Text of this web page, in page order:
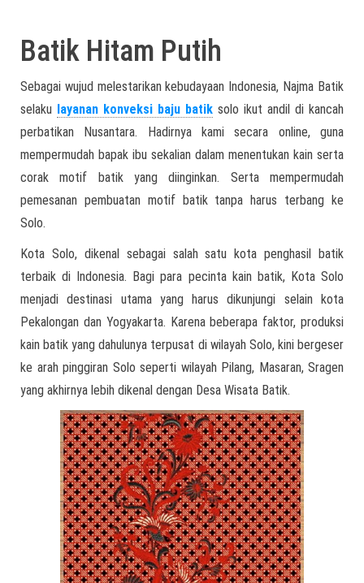
Batik Hitam Putih
Sebagai wujud melestarikan kebudayaan Indonesia, Najma Batik
selaku layanan konveksi baju batik solo ikut andil di kancah
perbatikan Nusantara. Hadirnya kami secara online, guna
mempermudah bapak ibu sekalian dalam menentukan kain serta
corak motif batik yang diinginkan. Serta mempermudah
pemesanan pembuatan motif batik tanpa harus terbang ke
Solo.
Kota Solo, dikenal sebagai salah satu kota penghasil batik
terbaik di Indonesia. Bagi para pecinta kain batik, Kota Solo
menjadi destinasi utama yang harus dikunjungi selain kota
Pekalongan dan Yogyakarta. Karena beberapa faktor, produksi
kain batik yang dahulunya terpusat di wilayah Solo, kini bergeser
ke arah pinggiran Solo seperti wilayah Pilang, Masaran, Sragen
yang akhirnya lebih dikenal dengan Desa Wisata Batik.